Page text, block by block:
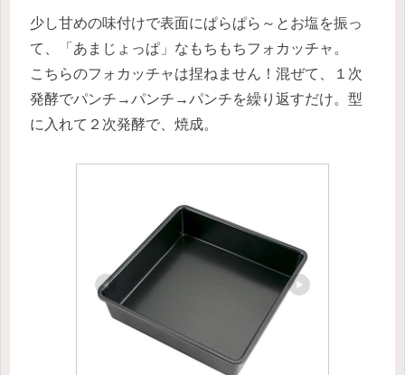
少し甘めの味付けで表面にぱらぱら～とお塩を振っ
て、「あまじょっぱ」なもちもちフォカッチャ。
こちらのフォカッチャは捏ねません！混ぜて、１次
発酵でパンチ→パンチ→パンチを繰り返すだけ。型
に入れて２次発酵で、焼成。